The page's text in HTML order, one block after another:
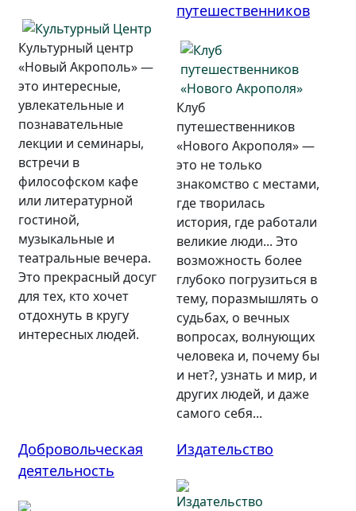
Культурный центр
«Новый Акрополь» —
это интересные,
увлекательные и
познавательные
лекции и семинары,
встречи в
философском кафе
или литературной
гостиной,
музыкальные и
театральные вечера.
Это прекрасный досуг
для тех, кто хочет
отдохнуть в кругу
интересных людей.
путешественников
Клуб
путешественников
«Нового Акрополя» —
это не только
знакомство с местами,
где творилась
история, где работали
великие люди... Это
возможность более
глубоко погрузиться в
тему, поразмышлять о
судьбах, о вечных
вопросах, волнующих
человека и, почему бы
и нет?, узнать и мир, и
других людей, и даже
самого себя...
Добровольческая
деятельность
Издательство